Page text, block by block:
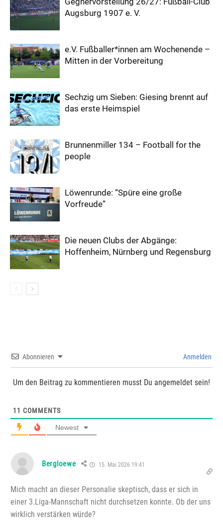
Augsburg 1907 e. V.
e.V. Fußballer*innen am Wochenende –
Mitten in der Vorbereitung
Sechzig um Sieben: Giesing brennt auf
das erste Heimspiel
Brunnenmiller 134 – Football for the
people
Löwenrunde: “Spüre eine große
Vorfreude”
Die neuen Clubs der Abgänge:
Hoffenheim, Nürnberg und Regensburg
Abonnieren Anmelden
Um den Beitrag zu kommentieren musst Du angemeldet sein!
11 COMMENTS
Newest
Bergloewe 15. Mai 2026 19:41
Mich macht an dieser Personalie skeptisch, dass er sich in
einer 3.Liga-Mannschaft nicht durchsetzen konnte. Ob der uns
wirklich verstärken würde?